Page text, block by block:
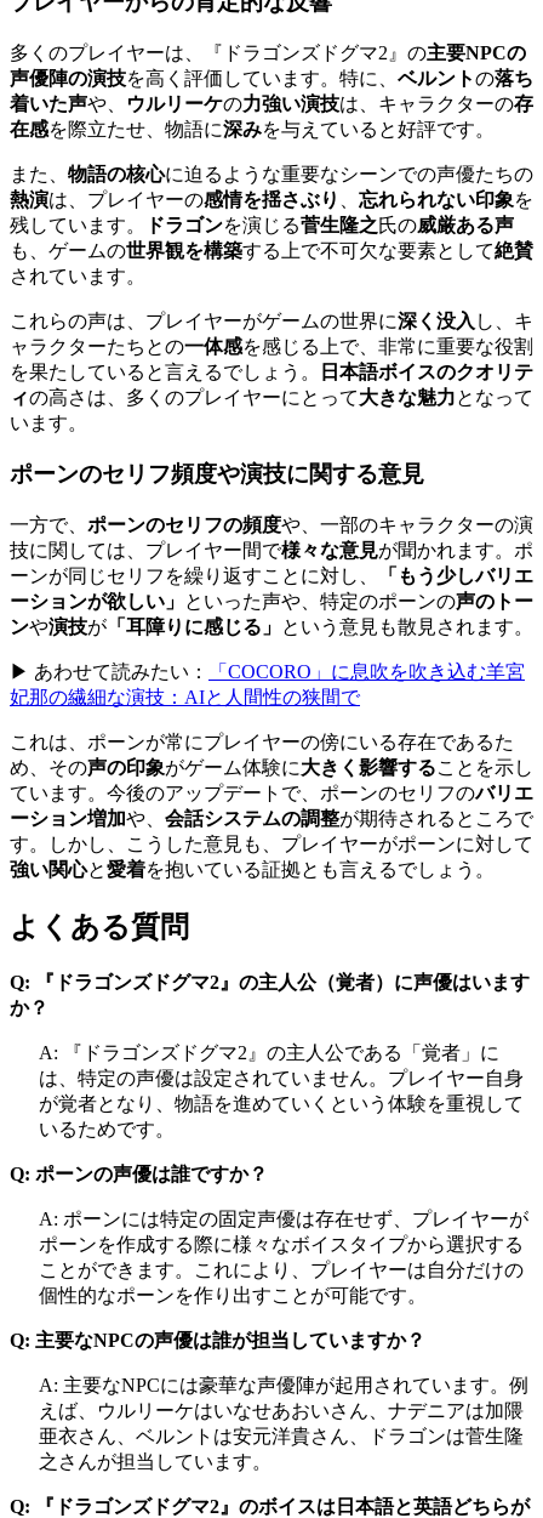
多くのプレイヤーは、『ドラゴンズドグマ2』の主要NPCの
声優陣の演技を高く評価しています。特に、 ベルントの落ち
着いた声や、 ウルリーケの力強い演技は、キャラクターの存
在感を際立たせ、物語に深みを与えていると好評です。
また、 物語の核心に迫るような重要なシーンでの声優たちの
熱演は、プレイヤーの感情を揺さぶり 忘れられない印象を
残しています。
ドラゴンを演じる菅生隆之氏の威厳ある声
も、ゲームの世界観を構築する上で不可欠な要素として絶賛
されています。
これらの声は、プレイヤーがゲームの世界に深く没入 し、キ
ャラクターたちとの一体感を感じる上で、非常に重要な役割
を果たしていると言えるでしょう。
日本語ボイスのクオリテ
ィの高さは、多くのプレイヤーにとって大きな魅力となって
います。
ポーンのセリフ頻度や演技に関する意見
一方で、 ポーンのセリフの頻度や、一部のキャラクターの演
技に関しては、プレイヤー間で様々な意見が聞かれます。ポ
ーンが同じセリフを繰り返すことに対し、
「もう少しバリエ
ーションが欲しい」 といった声や、特定のポーンの声のトー
ンや演技が 「耳障りに感じる」 という意見も散見されます。
▶ あわせて読みたい：
「COCORO」に息吹を吹き込む羊宮
妃那の繊細な演技：AIと人間性の狭間で
これは、ポーンが常にプレイヤーの傍にいる存在であるた
め、その声の印象がゲーム体験に大きく影響することを示し
ています。今後のアップデートで、ポーンのセリフのバリエ
ーション増加や、 会話システムの調整が期待されるところで
す。しかし、こうした意見も、プレイヤーがポーンに対して
強い関心と愛着を抱いている証拠とも言えるでしょう。
よくある質問
Q: 『ドラゴンズドグマ2』の主人公（覚者）に声優はいます
か？
A: 『ドラゴンズドグマ2』の主人公である「覚者」に
は、特定の声優は設定されていません。プレイヤー自身
が覚者となり、物語を進めていくという体験を重視して
いるためです。
Q: ポーンの声優は誰ですか？
A: ポーンには特定の固定声優は存在せず、プレイヤーが
ポーンを作成する際に様々なボイスタイプから選択する
ことができます。これにより、プレイヤーは自分だけの
個性的なポーンを作り出すことが可能です。
Q: 主要なNPCの声優は誰が担当していますか？
A: 主要なNPCには豪華な声優陣が起用されています。例
えば、ウルリーケはいなせあおいさん、ナデニアは加隈
亜衣さん、ベルントは安元洋貴さん、ドラゴンは菅生隆
之さんが担当しています。
Q: 『ドラゴンズドグマ2』のボイスは日本語と英語どちらが